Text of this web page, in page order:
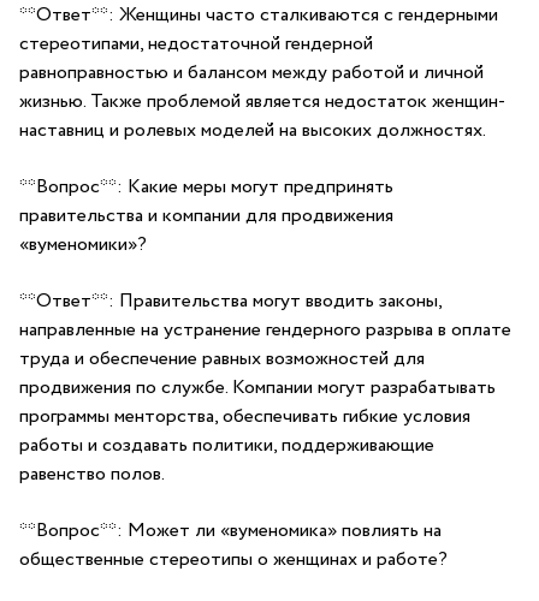
**Ответ**: ⁣Женщины часто⁤ сталкиваются с‌ гендерными
стереотипами, недостаточной гендерной
равноправностью и⁤ балансом ⁤между работой и личной
жизнью. Также⁤ проблемой‌ является недостаток женщин-
наставниц и ролевых моделей на высоких должностях.
**Вопрос**: ‌Какие‌ меры могут предпринять
правительства и компании для продвижения
«вуменомики»?
**Ответ**: ⁤Правительства ‌могут вводить ‌законы,⁢
направленные на ⁤устранение гендерного разрыва в оплате
труда и⁣ обеспечение равных возможностей для
продвижения по​ службе. Компании могут разрабатывать
программы ‍менторства, обеспечивать ⁢гибкие условия
работы ⁢и создавать политики, поддерживающие
равенство полов.
**Вопрос**: Может ли «вуменомика» повлиять на⁤
общественные стереотипы о женщинах и работе?